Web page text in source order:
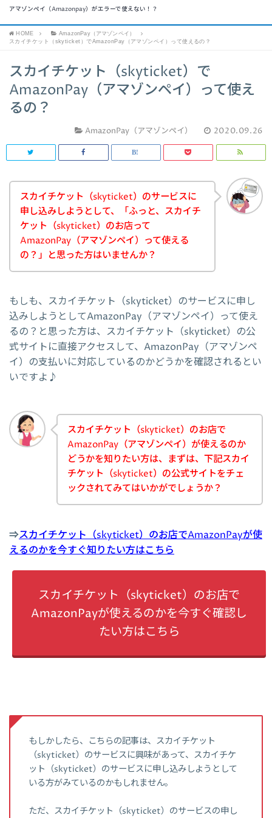
アマゾンペイ（Amazonpay）がエラーで使えない！？
HOME
AmazonPay（アマゾンペイ）
スカイチケット（skyticket）でAmazonPay（アマゾンペイ）って使えるの？
スカイチケット（skyticket）で
AmazonPay（アマゾンペイ）って使え
るの？
AmazonPay（アマゾンペイ） 2020.09.26
スカイチケット（skyticket）のサービスに
申し込みしようとして、「ふっと、スカイチ
ケット（skyticket）のお店って
AmazonPay（アマゾンペイ）って使える
の？」と思った方はいませんか？
もしも、スカイチケット（skyticket）のサービスに申し
込みしようとしてAmazonPay（アマゾンペイ）って使え
るの？と思った方は、スカイチケット（skyticket）の公
式サイトに直接アクセスして、AmazonPay（アマゾンペ
イ）の支払いに対応しているのかどうかを確認されるとい
いですよ♪
スカイチケット（skyticket）のお店で
AmazonPay（アマゾンペイ）が使えるのか
どうかを知りたい方は、まずは、下記スカイ
チケット（skyticket）の公式サイトをチェ
ックされてみてはいかがでしょうか？
⇒スカイチケット（skyticket）のお店でAmazonPayが使
えるのかを今すぐ知りたい方はこちら
スカイチケット（skyticket）のお店で
AmazonPayが使えるのかを今すぐ確認し
たい方はこちら
もしかしたら、こちらの記事は、スカイチケット
（skyticket）のサービスに興味があって、スカイチケ
ット（skyticket）のサービスに申し込みしようとして
いる方がみているのかもしれません。
ただ、スカイチケット（skyticket）のサービスの申し